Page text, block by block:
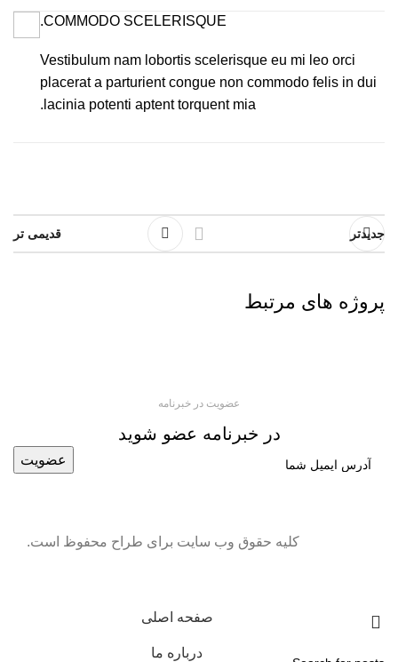
COMMODO SCELERISQUE.
Vestibulum nam lobortis scelerisque eu mi leo orci
placerat a parturient congue non commodo felis in dui
lacinia potenti aptent torquent mia.
جدیدتر قدیمی تر
پروژه های مرتبط
عضویت در خبرنامه
در خبرنامه عضو شوید
کلیه حقوق وب سایت برای طراح محفوظ است.
صفحه اصلی
درباره ما